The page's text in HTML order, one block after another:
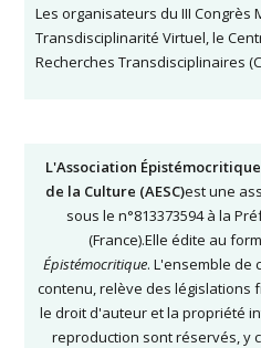
Les organisateurs du III Congrès
Transdisciplinarité Virtuel, le
Recherches Transdisciplinaires
L'Association
de la Culture (AESC)est une
sous le n°813373594 à la
(France).Elle édite au
Épistémocritique. L'ensemble de
contenu, relève des législations
le droit d'auteur et la propriété
reproduction sont réservés, y